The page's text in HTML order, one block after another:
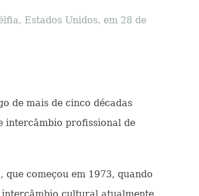
Estados Unidos, em 28 de
de mais de cinco décadas
intercâmbio profissional de
começou em 1973, quando